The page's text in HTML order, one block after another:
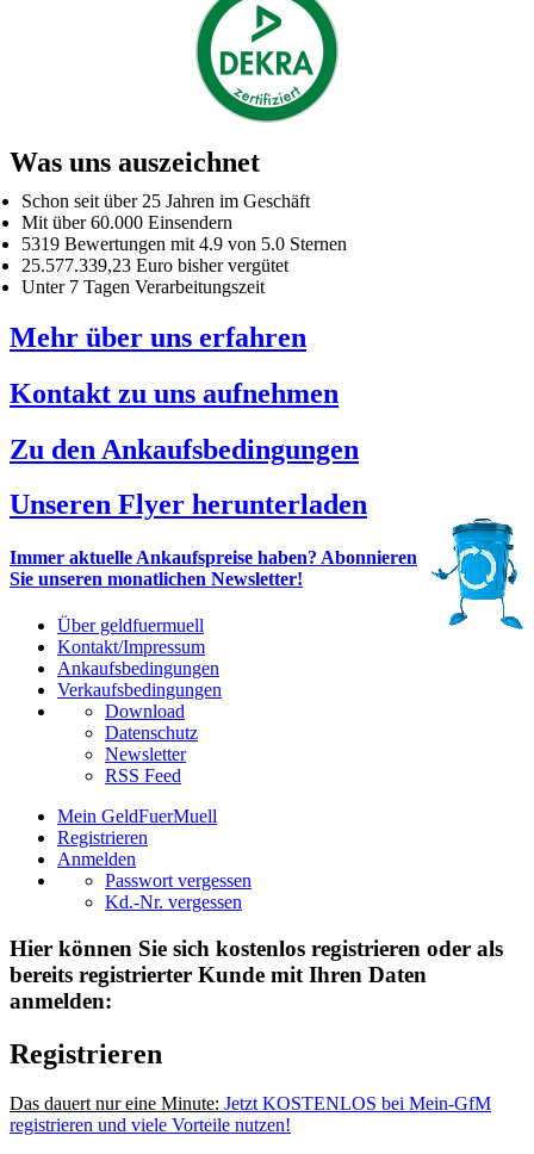
Was uns auszeichnet
Schon seit über 25 Jahren im Geschäft
Mit über 60.000 Einsendern
5319 Bewertungen mit 4.9 von 5.0 Sternen
25.577.339,23 Euro bisher vergütet
Unter 7 Tagen Verarbeitungszeit
Mehr über uns erfahren
Kontakt zu uns aufnehmen
Zu den Ankaufsbedingungen
Unseren Flyer herunterladen
Immer aktuelle Ankaufspreise haben? Abonnieren
Sie unseren monatlichen Newsletter!
Über geldfuermuell
Kontakt/Impressum
Ankaufsbedingungen
Verkaufsbedingungen
Download
Datenschutz
Newsletter
RSS Feed
Mein GeldFuerMuell
Registrieren
Anmelden
Passwort vergessen
Kd.-Nr. vergessen
Hier können Sie sich kostenlos registrieren oder als
bereits registrierter Kunde mit Ihren Daten
anmelden:
Registrieren
Das dauert nur eine Minute: Jetzt KOSTENLOS bei Mein-GfM
registrieren und viele Vorteile nutzen!